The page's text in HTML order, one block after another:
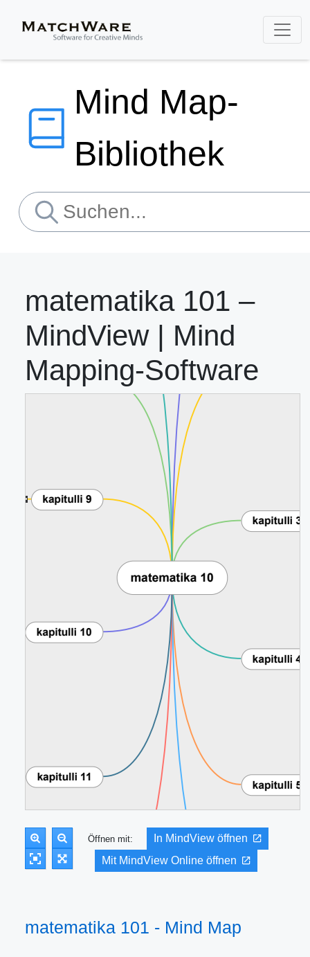
Mind Map-
Bibliothek
matematika 101 –
MindView | Mind
Mapping-Software
Öffnen mit:
In MindView öffnen
Mit MindView Online öffnen
matematika 101 - Mind Map